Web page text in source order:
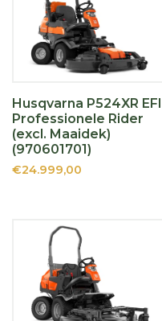
Husqvarna P524XR EFI
Professionele Rider
(excl. Maaidek)
(970601701)
€24.999,00